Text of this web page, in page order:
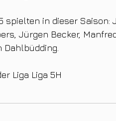
spielten in dieser Saison:
Jürgen Becker,
Liga Liga 5H